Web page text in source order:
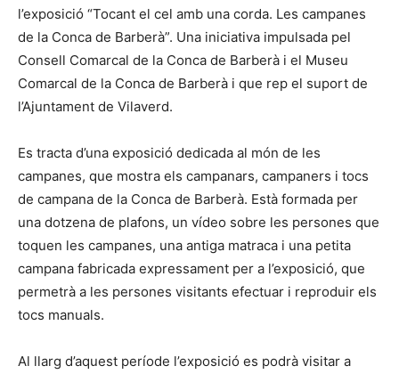
l’exposició “Tocant el cel amb una corda. Les campanes
de la Conca de Barberà”. Una iniciativa impulsada pel
Consell Comarcal de la Conca de Barberà i el Museu
Comarcal de la Conca de Barberà i que rep el suport de
l’Ajuntament de Vilaverd.
Es tracta d’una exposició dedicada al món de les
campanes, que mostra els campanars, campaners i tocs
de campana de la Conca de Barberà. Està formada per
una dotzena de plafons, un vídeo sobre les persones que
toquen les campanes, una antiga matraca i una petita
campana fabricada expressament per a l’exposició, que
permetrà a les persones visitants efectuar i reproduir els
tocs manuals.
Al llarg d’aquest període l’exposició es podrà visitar a